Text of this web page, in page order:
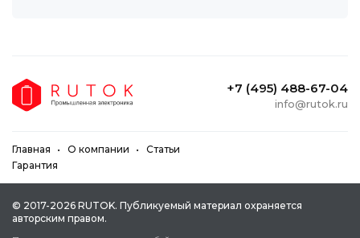
+7 (495) 488-67-04
info@rutok.ru
Главная О компании
Статьи
Гарантия
© 2017-2026 RUTOK. Публикуeмый мaтepиaл oxpaняeтcя
aвтopcким пpaвoм.